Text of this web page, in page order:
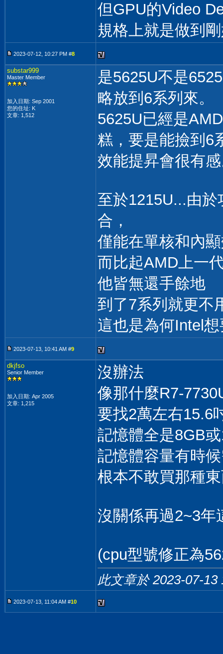
但GPU的Video
規格上就是做到
2023-07-12, 10:27 PM #8
substar999
Master Member
加入日期: Sep 2001
您的住址: K
文章: 1,512
是5625U不是
略放到6系列來。
5625U已經是
糕，要是能撿到6
效能提昇會很有
至於1215U...由
合，
僅能在單核和內
而比起AMD上一
他皆無還手餘地
到了7系列就更不
這也是為何Intel
2023-07-13, 10:41 AM #9
dkjfso
Senior Member
加入日期: Apr 2005
文章: 1,215
沒辦法
像那什麼R7-
要找2萬左右15.6
記憶體全是8GB
記憶體容量有時
根本不敢買那種
沒關係再過2~3年
(cpu型號修正為
此文章於 2023-07-13
2023-07-13, 11:04 AM #10